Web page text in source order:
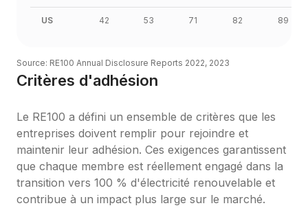
US 42 53 71 82 89
Source: RE100 Annual Disclosure Reports 2022, 2023
Critères d'adhésion
Le RE100 a défini un ensemble de critères que les
entreprises doivent remplir pour rejoindre et
maintenir leur adhésion. Ces exigences garantissent
que chaque membre est réellement engagé dans la
transition vers 100 % d'électricité renouvelable et
contribue à un impact plus large sur le marché.